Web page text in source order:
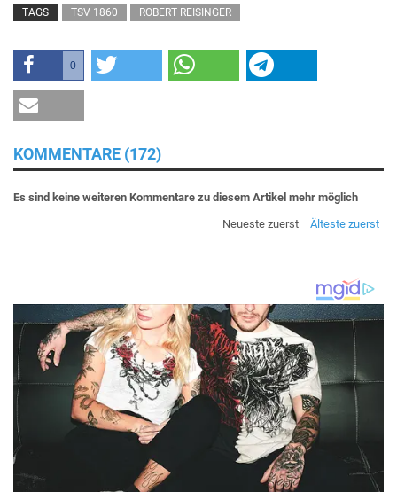
TAGS TSV 1860 ROBERT REISINGER
0
KOMMENTARE (172)
Es sind keine weiteren Kommentare zu diesem Artikel mehr möglich
Neueste zuerst
Älteste zuerst